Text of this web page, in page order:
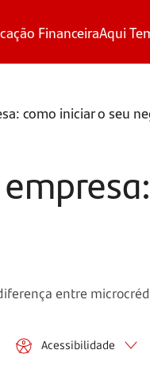
FinanceiraAqui
como iniciar o seu
entre
Acessibilidade